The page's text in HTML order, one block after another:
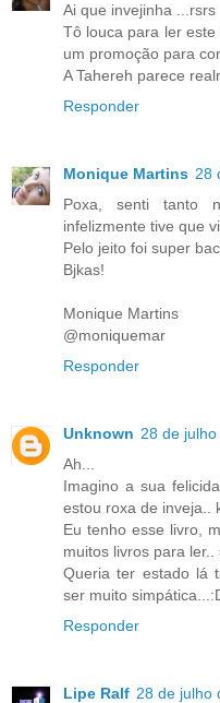
Ai que invejinha ...rsrs
Tô louca para ler
um promoção para
A Tahereh parece
Responder
Monique Martins 28
Poxa, senti tanto
infelizmente tive que
Pelo jeito foi super
Bjkas!
Monique Martins
@moniquemar
Responder
Unknown 28 de
Ah...
Imagino a sua
estou roxa de inveja..
Eu tenho esse livro,
muitos livros para ler..
Queria ter estado lá
ser muito
Responder
Lipe Ralf 28 de julho